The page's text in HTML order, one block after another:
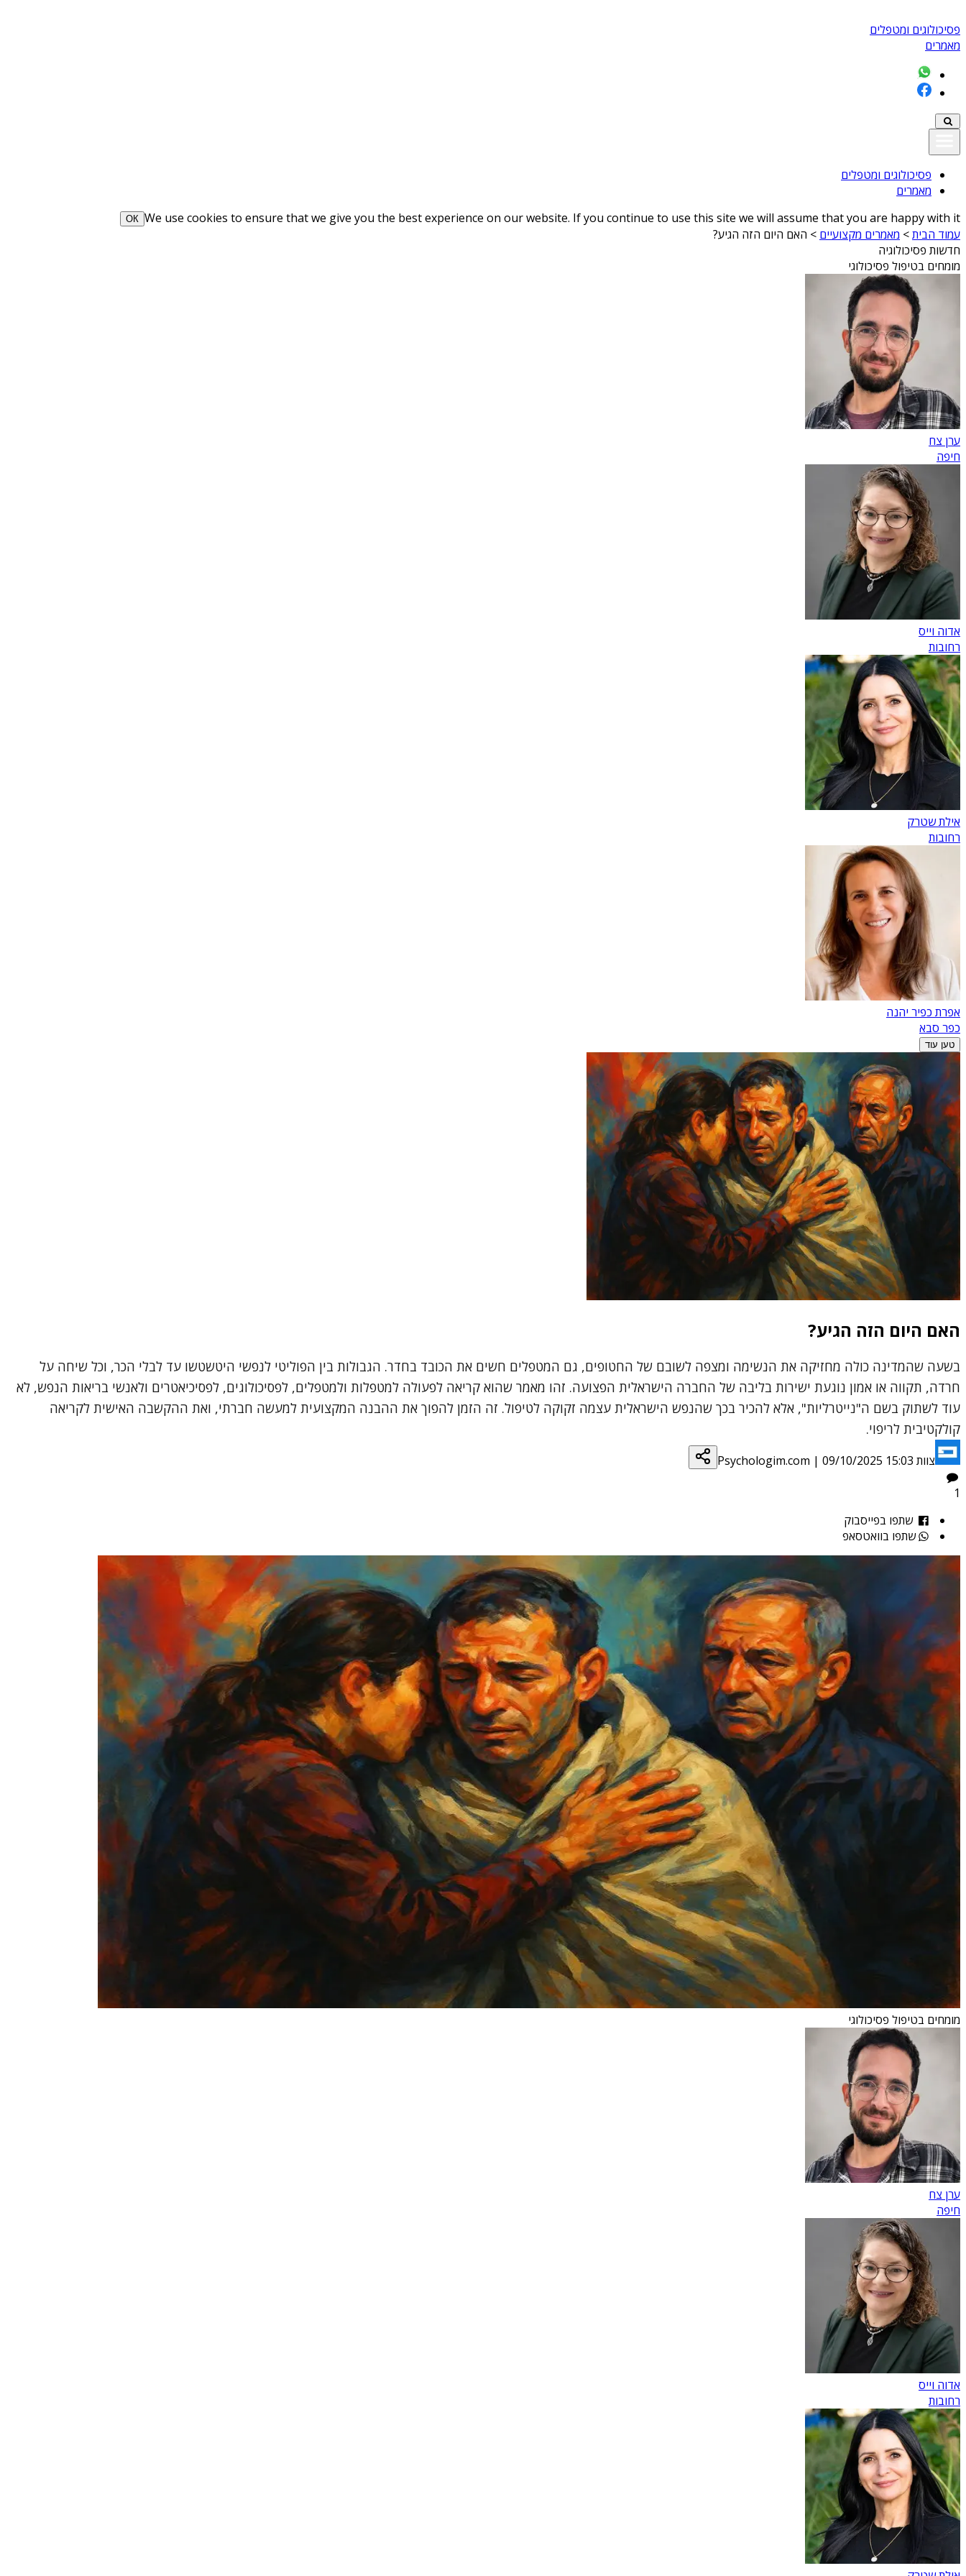
פסיכולוגים ומטפלים
מאמרים
פסיכולוגים ומטפלים
מאמרים
We use cookies to ensure that we give you the best experience on our website. If you continue to use this site we will assume that you are happy with it
ОК
עמוד הבית> מאמרים מקצועיים > האם היום הזה הגיע?
חדשות פסיכולוגיה
מומחים בטיפול פסיכולוגי
ערן צח
חיפה
אדוה וייס
רחובות
אילת שטרק
רחובות
אפרת כפיר יהנה
כפר סבא
טען עוד
האם היום הזה הגיע?
בשעה שהמדינה כולה מחזיקה את הנשימה ומצפה לשובם של החטופים, גם המטפלים חשים את הכובד בחדר. הגבולות בין הפוליטי לנפשי היטשטשו עד לבלי הכר, וכל שיחה על
חרדה, תקווה או אמון נוגעת ישירות בליבה של החברה הישראלית הפצועה. זהו מאמר שהוא קריאה לפעולה למטפלות ולמטפלים, לפסיכולוגים, לפסיכיאטרים ולאנשי בריאות הנפש, לא
עוד לשתוק בשם ה"נייטרליות", אלא להכיר בכך שהנפש הישראלית עצמה זקוקה לטיפול. זה הזמן להפוך את ההבנה המקצועית למעשה חברתי, ואת ההקשבה האישית לקריאה
קולקטיבית לריפוי.
צוות Psychologim.com | 09/10/2025 15:03
1
שתפו בפייסבוק
שתפו בוואטסאפ
מומחים בטיפול פסיכולוגי
ערן צח
חיפה
אדוה וייס
רחובות